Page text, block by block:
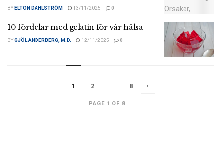
BY ELTON DAHLSTRÖM 13/11/2025 0
10 fördelar med gelatin för vår hälsa
BYGJÖL ANDERBERG, M.D. 12/11/2025 0
PAGE 1 OF 8
1 2 8